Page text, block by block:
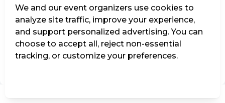
This event is over.
Go to the current events of Kunst & Kultur - ohne Grenzen
We and our event organizers use cookies to
analyze site traffic, improve your experience,
and support personalized advertising. You can
choose to accept all, reject non-essential
tracking, or customize your preferences.